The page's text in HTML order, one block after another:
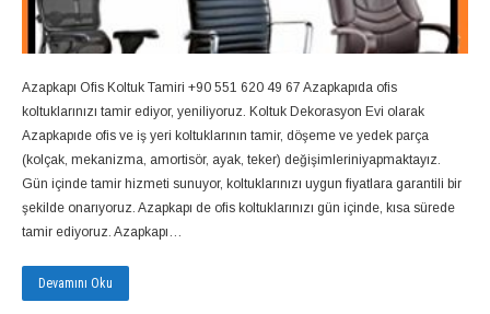
Azapkapı Ofis Koltuk Tamiri +90 551 620 49 67 Azapkapıda ofis
koltuklarınızı tamir ediyor, yeniliyoruz. Koltuk Dekorasyon Evi olarak
Azapkapıde ofis ve iş yeri koltuklarının tamir, döşeme ve yedek parça
(kolçak, mekanizma, amortisör, ayak, teker) değişimleriniyapmaktayız.
Gün içinde tamir hizmeti sunuyor, koltuklarınızı uygun fiyatlara garantili bir
şekilde onarıyoruz. Azapkapı de ofis koltuklarınızı gün içinde, kısa sürede
tamir ediyoruz. Azapkapı…
Devamını Oku